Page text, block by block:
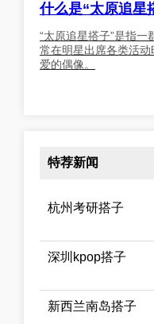
什么是“太原追星
“太原追星搭子”是指
常在明星出席各类活
爱的偶像。
特荐新闻
杭州考研搭子
深圳kpop搭子
新西兰南岛搭子